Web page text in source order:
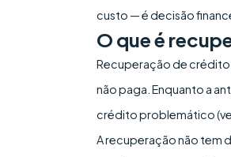
custo — é decisão
O que é
Recuperação de crédito
não paga. Enquanto a
crédito problemático
A recuperação não tem